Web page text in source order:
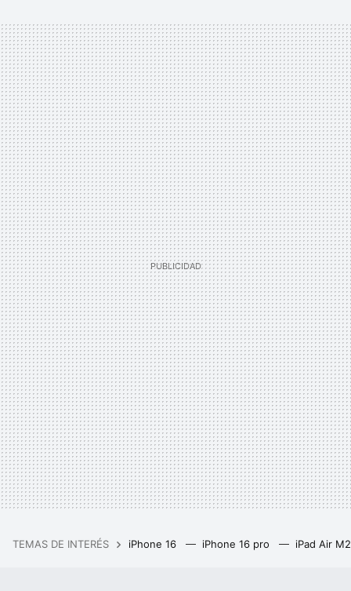
TEMAS DE INTERÉS iPhone 16 iPhone 16 pro iPad Air